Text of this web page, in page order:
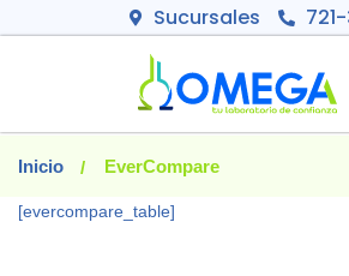
Sucursales
Inicio EverCompare
[evercompare_table]